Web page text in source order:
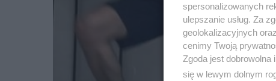
spersonalizowanych
ulepszanie usług. Za
geolokalizacyjnych
cenimy Twoją
Zgoda jest
się w lewym dolnym